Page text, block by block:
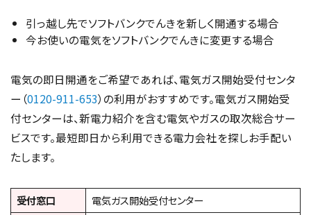
引っ越し先でソフトバンクでんきを新しく開通する場合
今お使いの電気をソフトバンクでんきに変更する場合
電気の即日開通をご希望であれば、電気ガス開始受付センタ
ー（0120-911-653）の利用がおすすめです。電気ガス開始受
付センターは、新電力紹介を含む電気やガスの取次総合サー
ビスです。最短即日から利用できる電力会社を探しお手配い
たします。
受付窓口
電気ガス開始受付センター